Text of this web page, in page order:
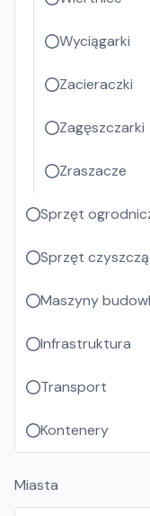
Wyciągarki
Zacieraczki
Zagęszczarki
Zraszacze
Sprzęt
Sprzęt
Maszyny
Infrastruktura
Transport
Kontenery
Miasta